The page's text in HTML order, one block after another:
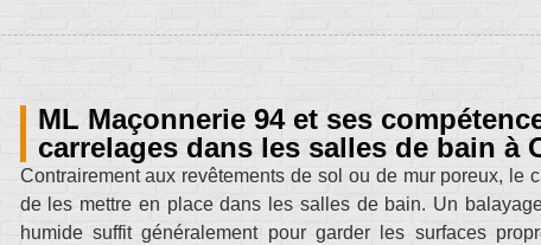
ML Maçonnerie 94 et ses
carrelages dans les salles de bain à
Contrairement aux revêtements de sol ou de mur poreux, le
de les mettre en place dans les salles de bain. Un
humide suffit généralement pour garder les surfaces